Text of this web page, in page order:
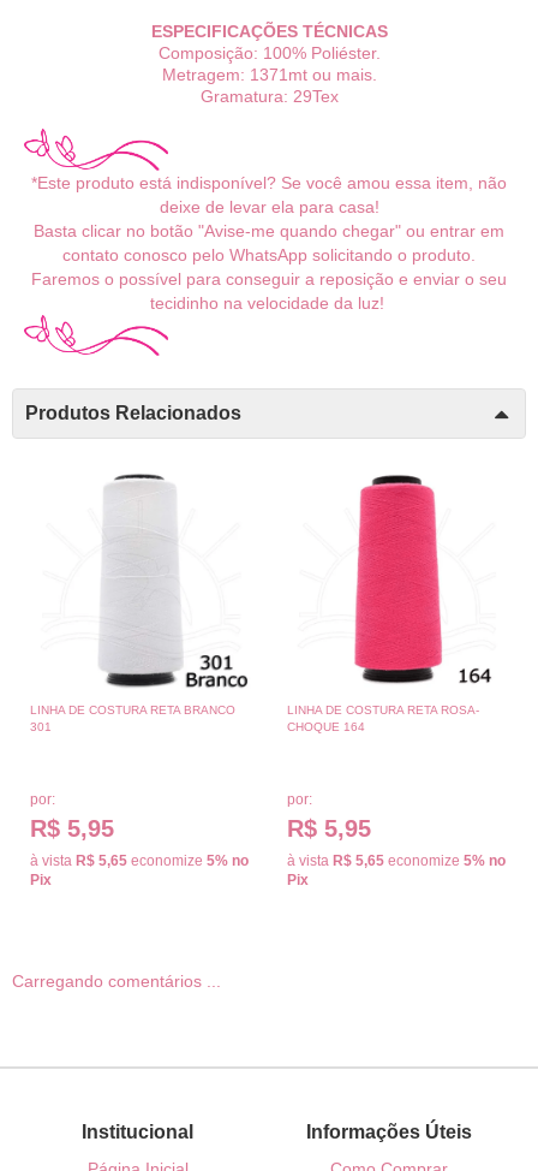
ESPECIFICAÇÕES TÉCNICAS
Composição: 100% Poliéster.
Metragem: 1371mt ou mais.
Gramatura: 29Tex
*Este produto está indisponível? Se você amou essa item, não
deixe de levar ela para casa!
Basta clicar no botão "Avise-me quando chegar" ou entrar em
contato conosco pelo WhatsApp solicitando o produto.
Faremos o possível para conseguir a reposição e enviar o seu
tecidinho na velocidade da luz!
Produtos Relacionados
LINHA DE COSTURA RETA BRANCO
301
por:
R$ 5,95
à vista R$ 5,65 economize 5% no
Pix
LINHA DE COSTURA RETA ROSA-
CHOQUE 164
por:
R$ 5,95
à vista R$ 5,65 economize 5% no
Pix
Carregando comentários ...
Institucional Informações Úteis